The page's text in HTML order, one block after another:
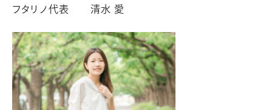
フタリノ代表 清水 愛